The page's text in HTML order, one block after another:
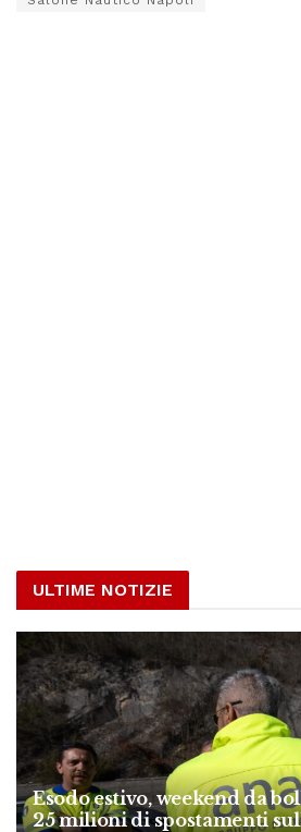
ULTIME NOTIZIE
Esodo estivo, weekend da
25 milioni di spostamenti